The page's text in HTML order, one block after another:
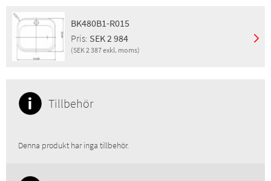
Egenskaper:
Propp
Pris inkl. moms: SEK 2 231
Pris exkl. moms: SEK 1 785
BK480B1-R015
Pris: SEK 2 984
(SEK 2 387 exkl. moms)
Finish:
B/A
Pris inkl. moms:
GTIN:
5708563018436
Tillbehör
Denna produkt har inga tillbehör.